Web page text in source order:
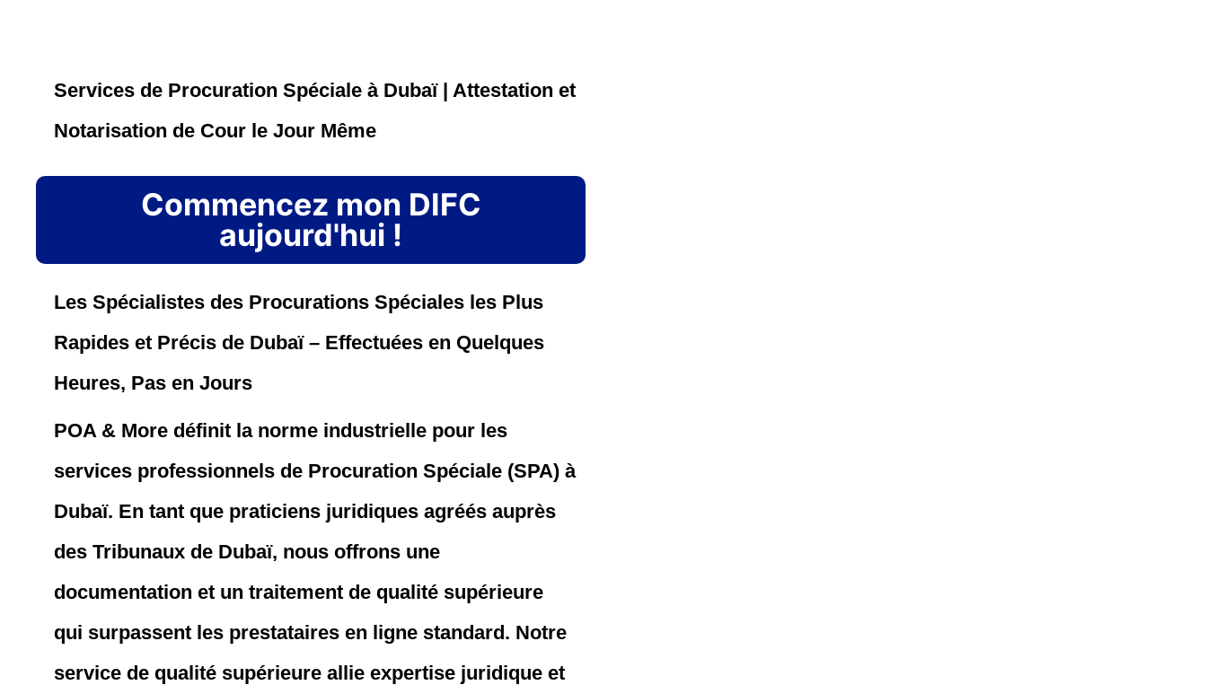
Services de Procuration Spéciale à Dubaï | Attestation et
Notarisation de Cour le Jour Même
Commencez mon DIFC
aujourd'hui !
Les Spécialistes des Procurations Spéciales les Plus
Rapides et Précis de Dubaï – Effectuées en Quelques
Heures, Pas en Jours
POA & More définit la norme industrielle pour les
services professionnels de Procuration Spéciale (SPA) à
Dubaï. En tant que praticiens juridiques agréés auprès
des Tribunaux de Dubaï, nous offrons une
documentation et un traitement de qualité supérieure
qui surpassent les prestataires en ligne standard. Notre
service de qualité supérieure allie expertise juridique et